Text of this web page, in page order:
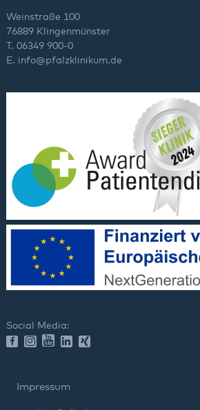
Weinstraße 100
76889 Klingenmünster
T. 06349 900-0
E. info@pfalzklinikum.de
Social Media:
Impressum